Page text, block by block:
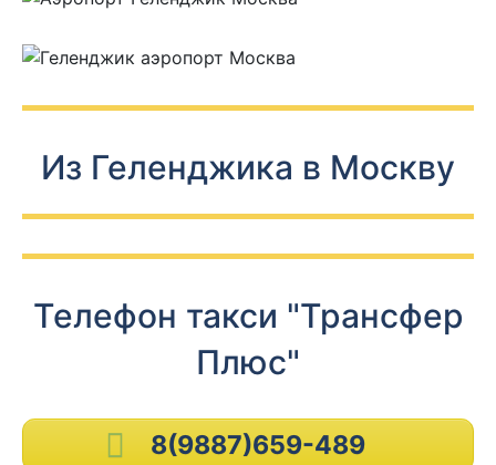
Из Геленджика в Москву
Телефон такси "Трансфер
Плюс"
8(9887)659-489